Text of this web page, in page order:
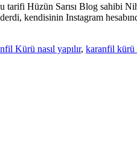
Hüzün Sarısı Blog sahibi
kendisinin Instagram
Kürü nasıl yapılır, karanfil kürü